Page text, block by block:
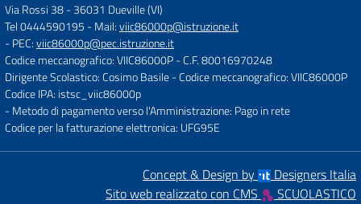
Via Rossi 38-36031 Dueville (VI)
Tel 0444590195 - Mail:viic86000p@istruzione.it
- PEC:viic86000p@pec.istruzione.it
Codice meccanografico: VIIC86000P- C.F. 80016970248
Dirigente Scolastico: Cosimo Basile- Codice meccanografico: VIIC86000P
Codice IPA: istsc_viic86000p
- Metodo di pagamento verso l'Amministrazione: Pago in rete
Codice per la fatturazione elettronica: UFG95E
Concept & Design by
Designers Italia
Sito web realizzato con CMS
SCUOLASTICO